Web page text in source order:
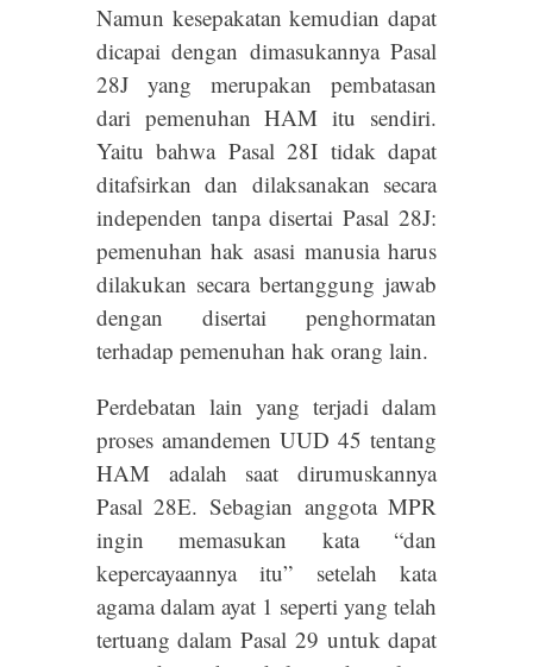
Namun kesepakatan kemudian dapat
dicapai dengan dimasukannya Pasal
28J yang merupakan pembatasan
dari pemenuhan HAM itu sendiri.
Yaitu bahwa Pasal 28I tidak dapat
ditafsirkan dan dilaksanakan secara
independen tanpa disertai Pasal 28J:
pemenuhan hak asasi manusia harus
dilakukan secara bertanggung jawab
dengan disertai penghormatan
terhadap pemenuhan hak orang lain.
Perdebatan lain yang terjadi dalam
proses amandemen UUD 45 tentang
HAM adalah saat dirumuskannya
Pasal 28E. Sebagian anggota MPR
ingin memasukan kata “dan
kepercayaannya itu” setelah kata
agama dalam ayat 1 seperti yang telah
tertuang dalam Pasal 29 untuk dapat